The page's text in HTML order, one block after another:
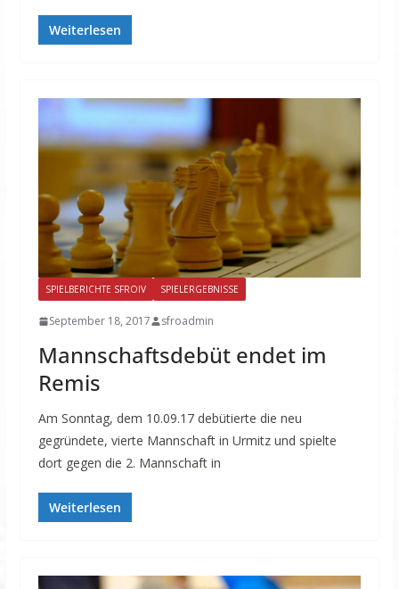
Weiterlesen
SPIELBERICHTE SFROIV SPIELERGEBNISSE
September 18, 2017 sfroadmin
Mannschaftsdebüt endet im
Remis
Am Sonntag, dem 10.09.17 debütierte die neu
gegründete, vierte Mannschaft in Urmitz und spielte
dort gegen die 2. Mannschaft in
Weiterlesen